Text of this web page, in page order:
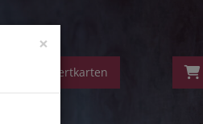
Geldwertkarten
×